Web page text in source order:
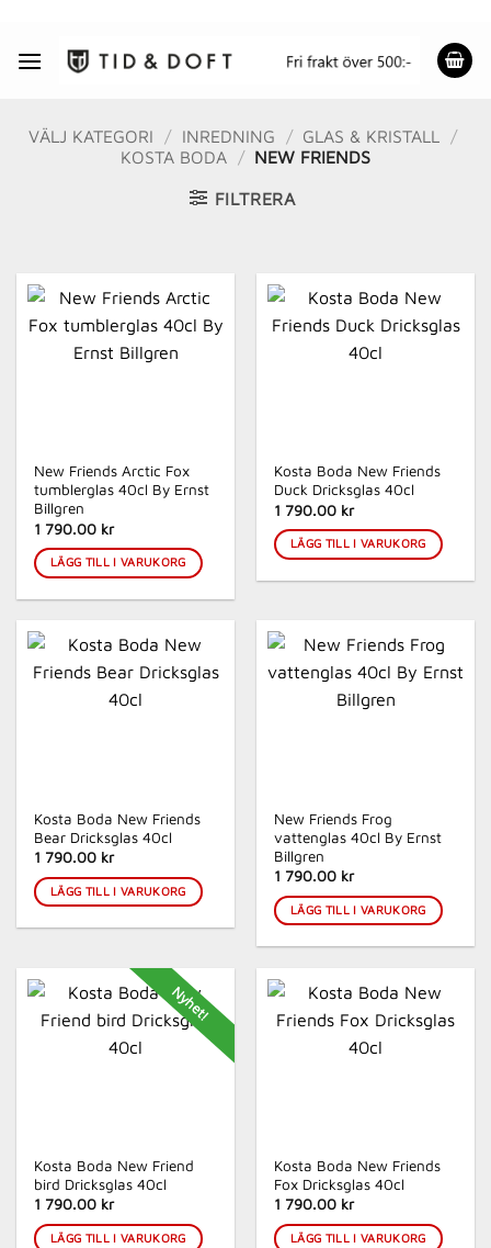
content
VÄLJ KATEGORI / INREDNING / GLAS & KRISTALL
/
KOSTA BODA
/ NEW FRIENDS
FILTRERA
New Friends Arctic Fox
tumblerglas 40cl By Ernst
Billgren
1 790.00 kr
LÄGG TILL I VARUKORG
Kosta Boda New Friends
Duck Dricksglas 40cl
1 790.00 kr
LÄGG TILL I VARUKORG
Kosta Boda New Friends
Bear Dricksglas 40cl
1 790.00 kr
LÄGG TILL I VARUKORG
New Friends Frog
vattenglas 40cl By Ernst
Billgren
1 790.00 kr
LÄGG TILL I VARUKORG
Nyhet!
Kosta Boda New Friend
bird Dricksglas 40cl
1 790.00 kr
LÄGG TILL I VARUKORG
Kosta Boda New Friends
Fox Dricksglas 40cl
1 790.00 kr
LÄGG TILL I VARUKORG